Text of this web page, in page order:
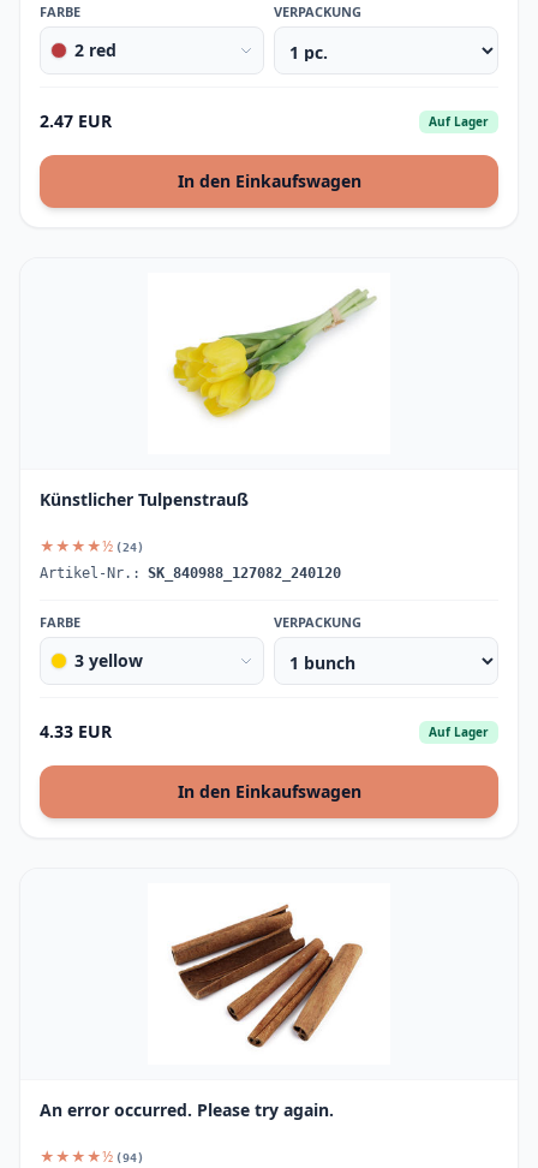
FARBE
2 red
VERPACKUNG
2.47 EUR Auf Lager
In den Einkaufswagen
Künstlicher Tulpenstrauß
★★★★½ (24)
Artikel-Nr.: SK_840988_127082_240120
FARBE
3 yellow
VERPACKUNG
4.33 EUR Auf Lager
In den Einkaufswagen
An error occurred. Please try again.
★★★★½ (94)